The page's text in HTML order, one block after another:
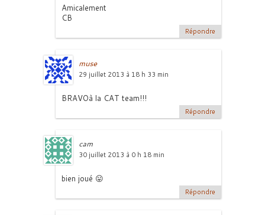
Amicalement
CB
Répondre
muse
29 juillet 2013 à 18 h 33 min
BRAVOà la CAT team!!!
Répondre
cam
30 juillet 2013 à 0 h 18 min
bien joué 😛
Répondre